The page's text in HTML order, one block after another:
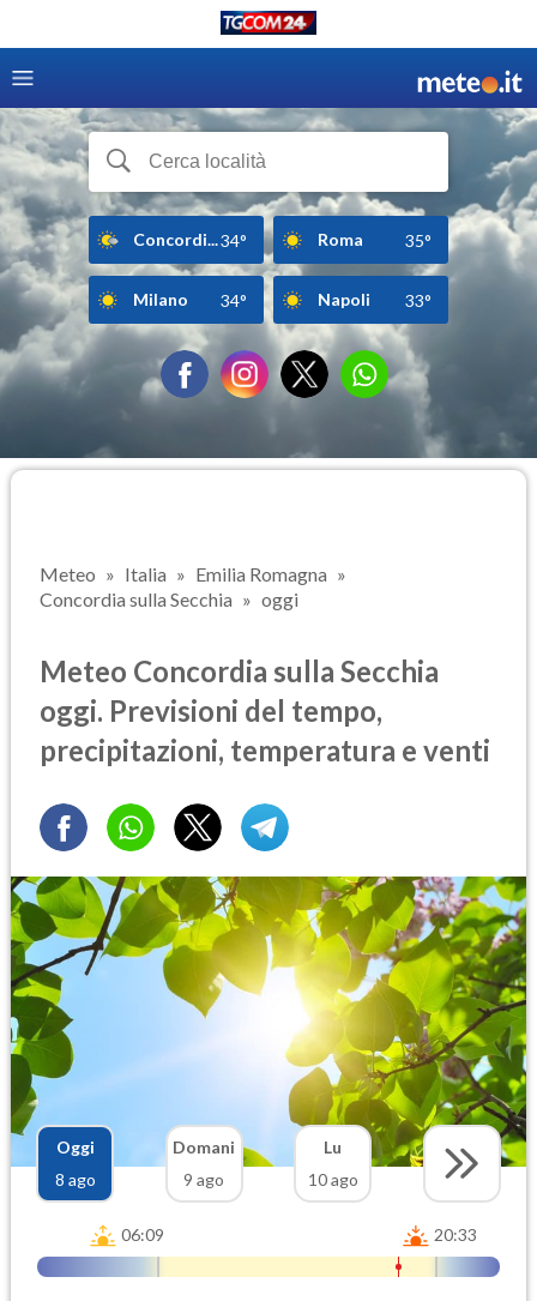
Concordi...34° Roma 35°
Milano 34° Napoli 33°
Meteo Italia
Emilia Romagna
Concordia sulla Secchia
oggi
Meteo Concordia sulla Secchia
oggi. Previsioni del tempo,
precipitazioni, temperatura e venti
Oggi
8 ago
Domani
9 ago
Lu
10 ago
06:09 20:33